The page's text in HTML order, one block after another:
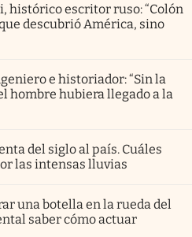
histórico escritor ruso: “Colón
descubrió América, sino
e historiador: “Sin la
hombre hubiera llegado a la
del siglo al país. Cuáles
las intensas lluvias
una botella en la rueda del
saber cómo actuar